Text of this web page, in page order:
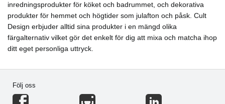
inredningsprodukter för köket och badrummet, och dekorativa
produkter för hemmet och högtider som julafton och påsk. Cult
Design erbjuder alltid sina produkter i en mängd olika
färgalternativ vilket gör det enkelt för dig att mixa och matcha ihop
ditt eget personliga uttryck.
Följ oss